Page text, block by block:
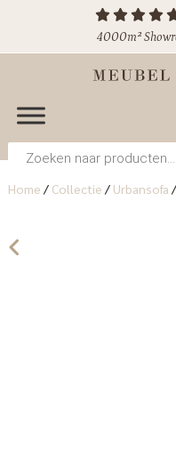
4000m²
Producten
zoeken
Home / Collectie / Urbansofa /